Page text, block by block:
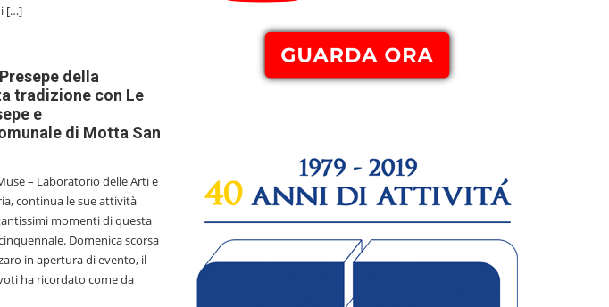
[…]
della
tradizione con Le
e
di Motta San
– Laboratorio delle Arti e
continua le sue attività
momenti di questa
Domenica scorsa
in apertura di evento, il
ha ricordato come da